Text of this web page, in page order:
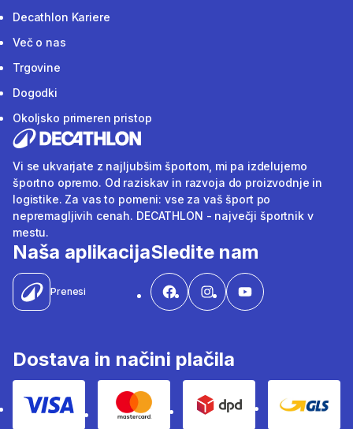
Decathlon Kariere
Več o nas
Trgovine
Dogodki
Okoljsko primeren pristop
Vi se ukvarjate z najljubšim športom, mi pa izdelujemo
športno opremo. Od raziskav in razvoja do proizvodnje in
logistike. Za vas to pomeni: vse za vaš šport po
nepremagljivih cenah. DECATHLON - največji športnik v
mestu.
Naša aplikacija
Prenesi
Sledite nam
Dostava in načini plačila
Visa Mastercard Dpd Gls